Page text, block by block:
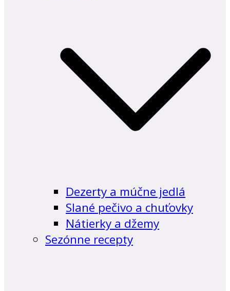
Dezerty a múčne jedlá
Slané pečivo a chuťovky
Nátierky a džemy
Sezónne recepty